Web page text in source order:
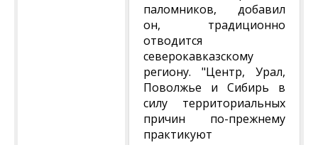
паломников, добавил
он, традиционно
отводится
северокавказскому
региону. "Центр, Урал,
Поволжье и Сибирь в
силу территориальных
причин по-прежнему
практикуют